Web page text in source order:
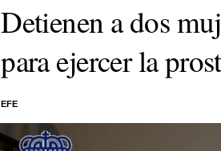
Detienen a dos
para ejercer la
EFE